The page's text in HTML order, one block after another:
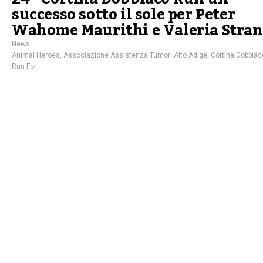
successo sotto il sole per Peter
Wahome Maurithi e Valeria
News
Animal Heroes, Associazione Assistenza Tumori Alto Adige, Cortina
Run For